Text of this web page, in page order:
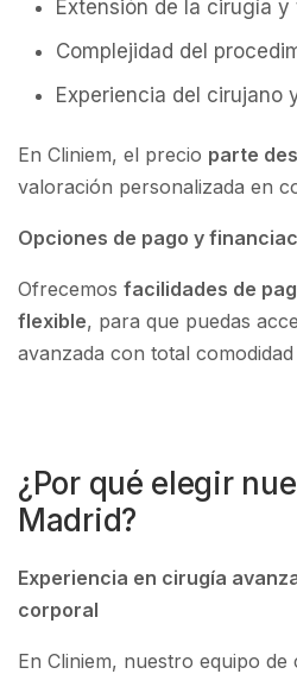
Extensión de la cirugía
Complejidad del
Experiencia del cirujano
En Cliniem, el precio parte
valoración personalizada en
Opciones de pago y
Ofrecemos facilidades de
flexible, para que puedas
avanzada con total
¿Por qué elegir
Madrid?
Experiencia en cirugía
corporal
En Cliniem, nuestro equipo de